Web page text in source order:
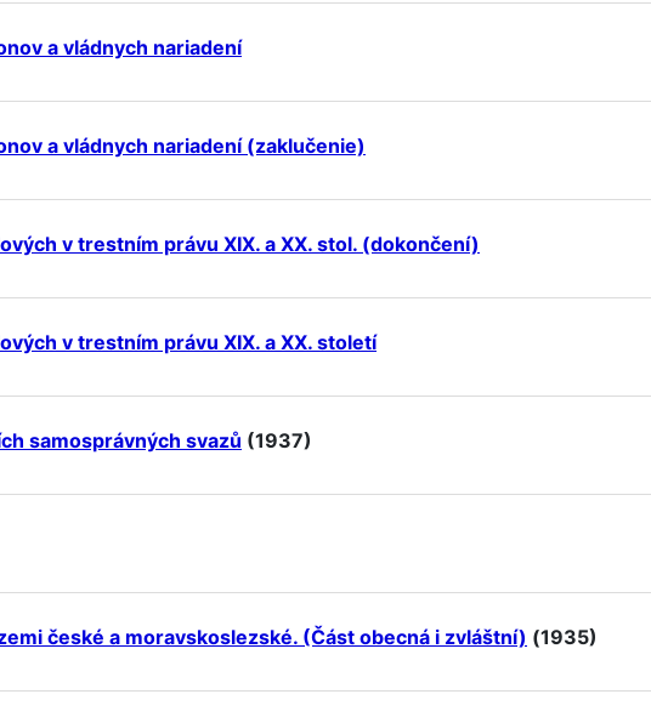
a vládnych nariadení
a vládnych nariadení (zaklučenie)
v trestním právu XIX. a XX. stol. (dokončení)
v trestním právu XIX. a XX. století
samosprávných svazů (1937)
české a moravskoslezské. (Část obecná i zvláštní) (1935)